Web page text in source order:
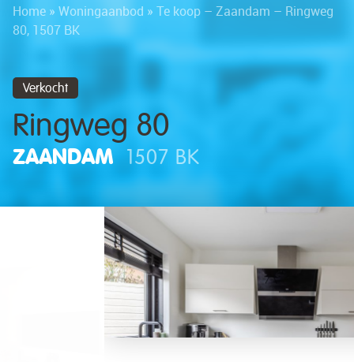
Home » Woningaanbod » Te koop – Zaandam – Ringweg
80, 1507 BK
Verkocht
Ringweg 80
ZAANDAM 1507 BK